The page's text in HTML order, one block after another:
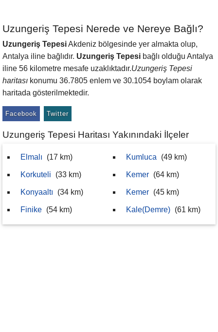
Uzungeriş Tepesi Nerede ve Nereye Bağlı?
Uzungeriş TepesiAkdeniz bölgesinde yer almakta olup,
Antalya iline bağlıdır. Uzungeriş Tepesi bağlı olduğu Antalya
iline 56 kilometre mesafe uzaklıktadır.Uzungeriş Tepesi
haritası konumu 36.7805 enlem ve 30.1054 boylam olarak
haritada gösterilmektedir.
Facebook Twitter
Uzungeriş Tepesi Haritası Yakınındaki İlçeler
Elmalı (17 km)
Korkuteli (33 km)
Konyaaltı (34 km)
Finike (54 km)
Kumluca (49 km)
Kemer (64 km)
Kemer (45 km)
Kale(Demre) (61 km)